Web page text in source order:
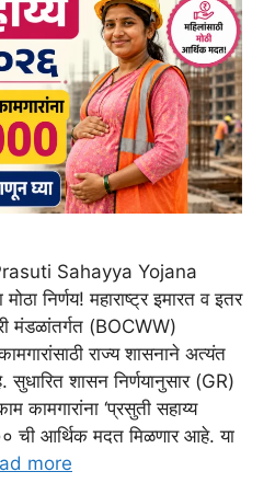
Sahayya Yojana
निर्णय! महाराष्ट्र इमारत व इतर
मंडळांतर्गत (BOCWW)
राज्य शासनाने अत्यंत
शासन निर्णयानुसार (GR)
कामगारांना ‘प्रसुती सहाय्य
ची आर्थिक मदत मिळणार आहे. या
more